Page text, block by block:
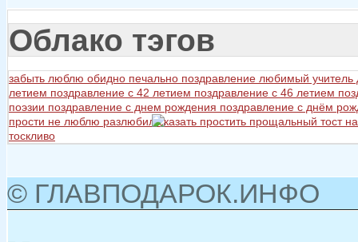
Облако тэгов
забыть люблю обидно печально поздравление любимый учитель
летием поздравление с 42 летием поздравление с 46 летием
поэзии поздравление с днем рождения поздравление с днём
прости не люблю разлюбил сказать простить прощальный тост
тоскливо
© ГЛАВПОДАРОК.ИНФО